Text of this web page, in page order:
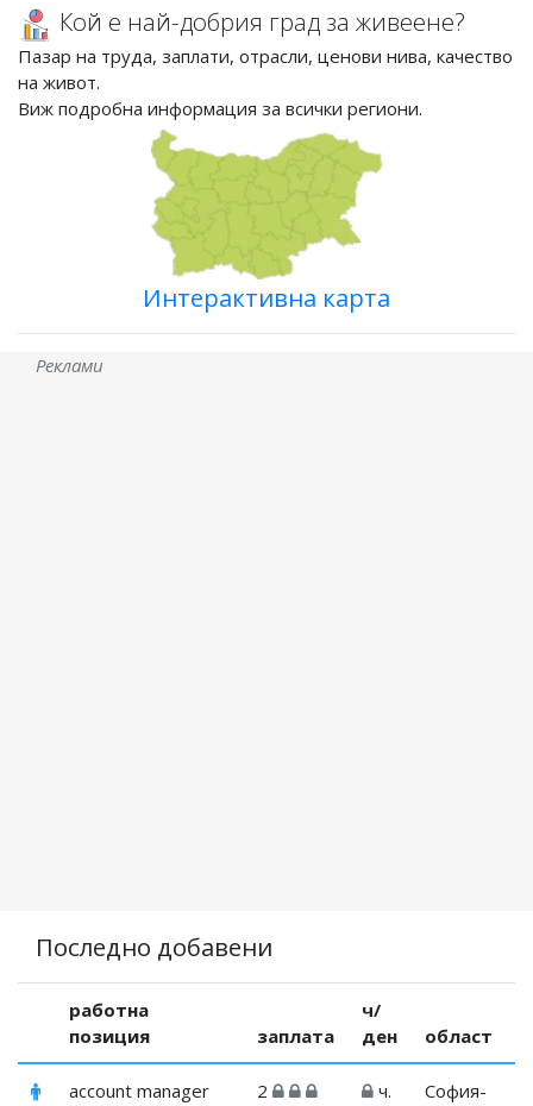
Кой е най-добрия град за живеене?
Пазар на труда, заплати, отрасли, ценови нива, качество
на живот.
Виж подробна информация за всички региони.
Интерактивна карта
Реклами
Последно добавени
работна
позиция
заплата
ч/
ден
област
account manager
2
ч.
София-